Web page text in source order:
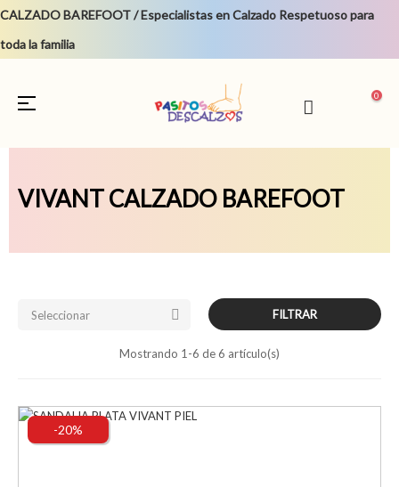
CALZADO BAREFOOT / Especialistas en Calzado Respetuoso para
toda la familia
Navegación
☰ 0
VIVANT CALZADO BAREFOOT
Seleccionar  FILTRAR
Mostrando 1-6 de 6 artículo(s)
-20%